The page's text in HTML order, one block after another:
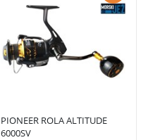
PIONEER ROLA ALTITUDE
6000SV